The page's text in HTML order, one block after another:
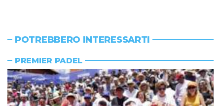
POTREBBERO INTERESSARTI
PREMIER PADEL